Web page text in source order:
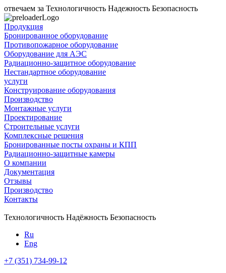
отвечаем за Технологичность Надежность Безопасность
Продукция
Бронированное оборудование
Противопожарное оборудование
Оборудование для АЭС
Радиационно-защитное оборудование
Нестандартное оборудование
услуги
Конструирование оборудования
Производство
Монтажные услуги
Проектирование
Строительные услуги
Комплексные решения
Бронированные посты охраны и КПП
Радиационно-защитные камеры
О компании
Документация
Отзывы
Производство
Контакты
Технологичность Надёжность Безопасность
Ru
Eng
+7 (351) 734-99-12